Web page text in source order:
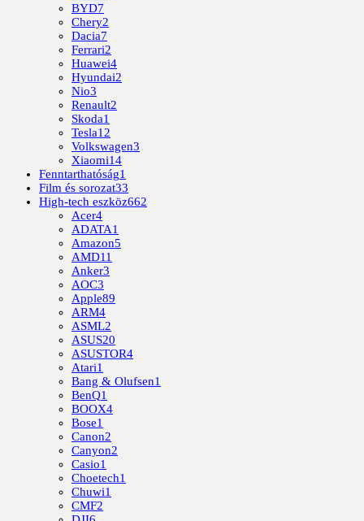
BYD7
Chery2
Dacia7
Ferrari2
Huawei4
Hyundai2
Nio3
Renault2
Skoda1
Tesla12
Volkswagen3
Xiaomi14
Fenntarthatóság1
Film és sorozat33
High-tech eszköz662
Acer4
ADATA1
Amazon5
AMD11
Anker3
AOC3
Apple89
ARM4
ASML2
ASUS20
ASUSTOR4
Atari1
Bang & Olufsen1
BenQ1
BOOX4
Bose1
Canon2
Canyon2
Casio1
Choetech1
Chuwi1
CMF2